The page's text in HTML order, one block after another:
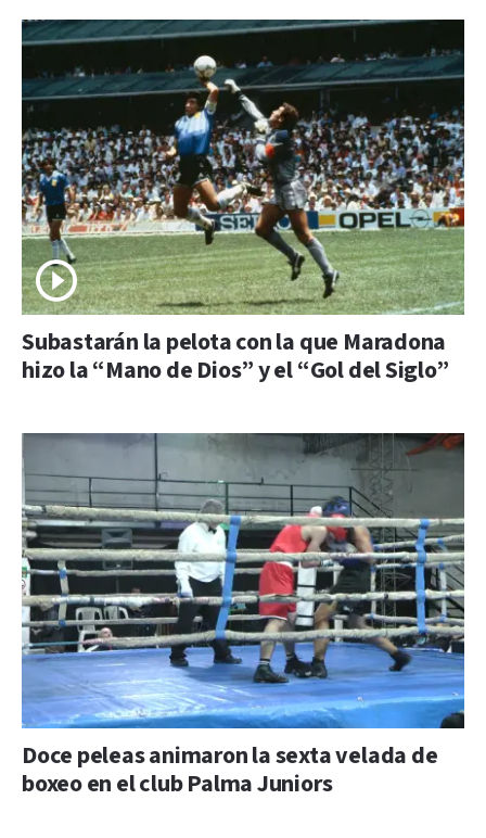
Subastarán la pelota con la que Maradona
hizo la “Mano de Dios” y el “Gol del Siglo”
Doce peleas animaron la sexta velada de
boxeo en el club Palma Juniors